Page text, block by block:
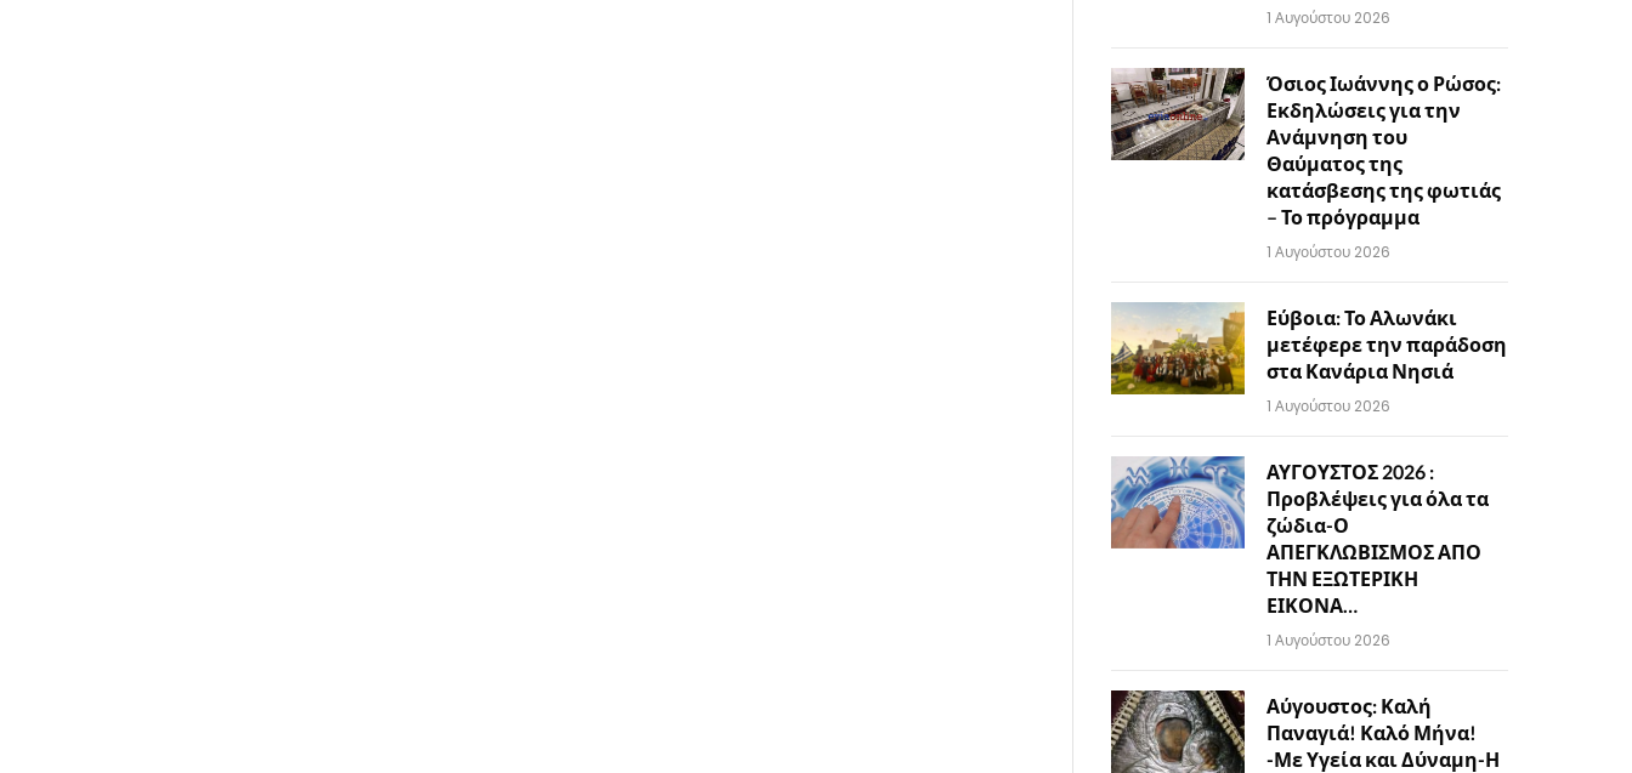
1 Αυγούστου 2026
Όσιος Ιωάννης ο Ρώσος:
Εκδηλώσεις για την
Ανάμνηση του
Θαύματος της
κατάσβεσης της φωτιάς
– Το πρόγραμμα
1 Αυγούστου 2026
Εύβοια: Το Αλωνάκι
μετέφερε την παράδοση
στα Κανάρια Νησιά
1 Αυγούστου 2026
ΑΥΓΟΥΣΤΟΣ 2026 :
Προβλέψεις για όλα τα
ζώδια-Ο
ΑΠΕΓΚΛΩΒΙΣΜΟΣ ΑΠΟ
ΤΗΝ ΕΞΩΤΕΡΙΚΗ
ΕΙΚΟΝΑ…
1 Αυγούστου 2026
Αύγουστος: Καλή
Παναγιά! Καλό Μήνα!
-Με Υγεία και Δύναμη-Η